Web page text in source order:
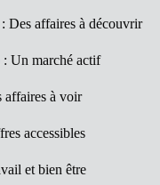
: Des affaires à découvrir
: Un marché actif
affaires à voir
accessibles
et bien être